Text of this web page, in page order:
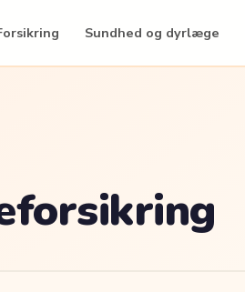
Sundhed og dyrlæge